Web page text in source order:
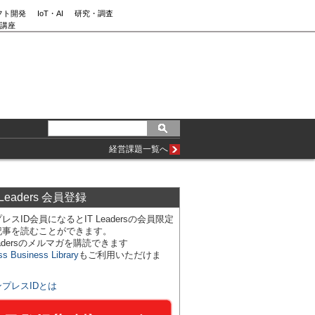
ト開発 IoT・AI
研究・調査
座
経営課題一覧へ
会員登録
スID会員になるとIT Leadersの会員限定
を読むことができます。
のメルマガを購読できます
Business Libraryもご利用いただけま
プレスIDとは